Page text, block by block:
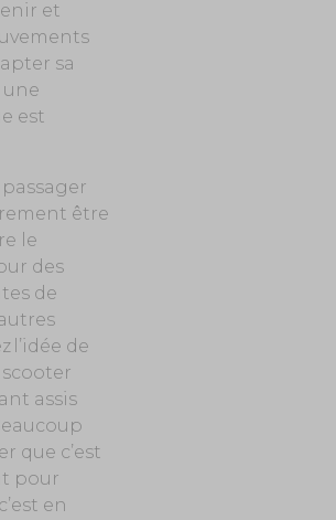
et
sa
une
est
être
le
des
de
l’idée de
assis
que c’est
pour
en